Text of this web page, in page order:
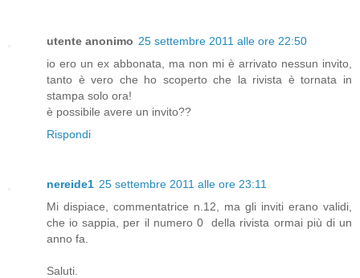
utente anonimo 25 settembre 2011 alle ore 22:50
io ero un ex abbonata, ma non mi è arrivato nessun invito,
tanto è vero che ho scoperto che la rivista è tornata in
stampa solo ora!
è possibile avere un invito??
Rispondi
nereide1 25 settembre 2011 alle ore 23:11
Mi dispiace, commentatrice n.12, ma gli inviti erano validi,
che io sappia, per il numero 0 della rivista ormai più di un
anno fa.
Saluti.